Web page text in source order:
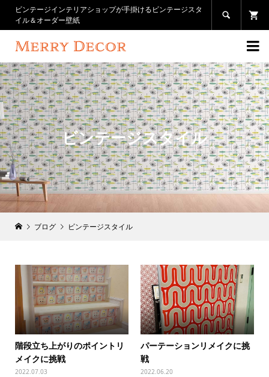
ビンテージインテリアショップが手掛けるビンテージスタ
イル＆オーダー壁紙


ビンテージスタイル
ブログ ビンテージスタイル
階段立ち上がりのポイントリ
メイクに挑戦
2022.07.03
パーテーションリメイクに挑
戦
2022.06.20